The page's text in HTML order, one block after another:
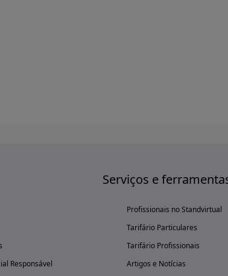
Responsável
Serviços e
Profissionais no Standvirtual
Tarifário Particulares
Tarifário Profissionais
Artigos e Notícias